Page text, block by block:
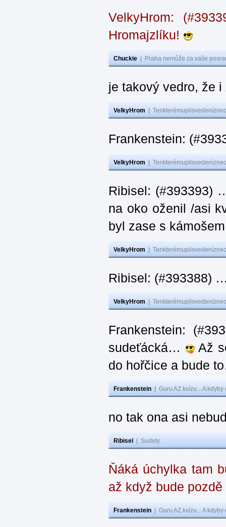
VelkyHrom:
Hromajzlíku!
Chuckie Praha nemůže za vaše
je takový vedro, že
VelkyHrom
Frankenstein:
VelkyHrom
Ribisel: (#393393)
na oko oženil /asi
byl zase s
VelkyHrom
Ribisel: (#393388)
VelkyHrom
Frankenstein:
sudeťácká…
Až
do hořčice a bude
Frankenstein Guru AZ kvízu... A
no tak ona asi
Ribisel Sudety
Ňáká úchylka tam
až když bude pozdě
Frankenstein Guru AZ kvízu... A